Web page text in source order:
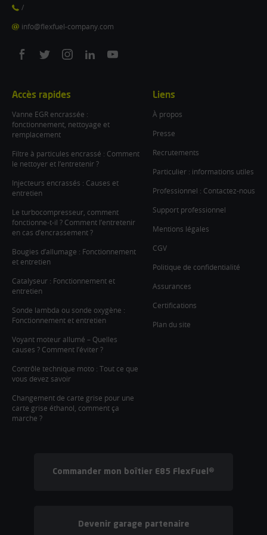
/
info@flexfuel-company.com
On
On
On
On
On
Accès rapides
Vanne EGR encrassée :
fonctionnement, nettoyage et
remplacement
Filtre à particules encrassé : Comment
le nettoyer et l’entretenir ?
Injecteurs encrassés : Causes et
entretien
Le turbocompresseur, comment
fonctionne-t-il ? Comment l’entretenir
en cas d’encrassement ?
Bougies d’allumage : Fonctionnement
et entretien
Catalyseur : Fonctionnement et
entretien
Sonde lambda ou sonde oxygène :
Fonctionnement et entretien
Voyant moteur allumé – Quelles
causes ? Comment l’éviter ?
Contrôle technique moto : Tout ce que
vous devez savoir
Changement de carte grise pour une
carte grise éthanol, comment ça
marche ?
Liens
À propos
Presse
Recrutements
Particulier : informations utiles
Professionnel : Contactez-nous
Support professionnel
Mentions légales
CGV
Politique de confidentialité
Assurances
Certifications
Plan du site
Commander mon boîtier E85 FlexFuel®
Devenir garage partenaire